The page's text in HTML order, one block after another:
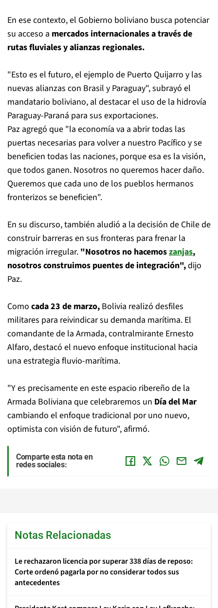
En ese contexto, el Gobierno boliviano busca potenciar
su acceso a mercados internacionales a través de
rutas fluviales y alianzas regionales.
"Esto es el futuro, el ejemplo de Puerto Quijarro y las
nuevas alianzas con Brasil y Paraguay", subrayó el
mandatario boliviano, al destacar el uso de la hidrovía
Paraguay-Paraná para sus exportaciones.
Paz agregó que "la economía va a abrir todas las
puertas necesarias para volver a nuestro Pacífico y se
beneficien todas las naciones, porque esa es la visión,
que todos ganen. Nosotros no queremos hacer daño.
Queremos que cada uno de los pueblos hermanos
fronterizos se beneficien".
En su discurso, también aludió a la decisión de Chile de
construir barreras en sus fronteras para frenar la
migración irregular. "Nosotros no hacemoszanjas,
nosotros construimos puentes de integración",dijo
Paz.
Como cada 23 de marzo, Bolivia realizó desfiles
militares para reivindicar su demanda marítima. El
comandante de la Armada, contralmirante Ernesto
Alfaro, destacó el nuevo enfoque institucional hacia
una estrategia fluvio-marítima.
"Y es precisamente en este espacio ribereño de la
Armada Boliviana que celebraremos un Día del Mar
cambiando el enfoque tradicional por uno nuevo,
optimista con visión de futuro", afirmó.
Comparte esta nota en
redes sociales:
Notas Relacionadas
Le rechazaron licencia por superar 338 días de reposo:
Corte ordenó pagarla por no considerar todos sus
antecedentes